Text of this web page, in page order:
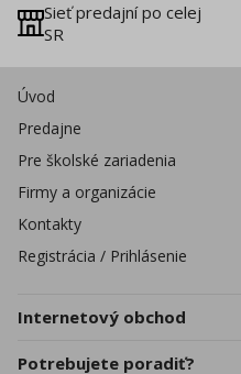
Sieť predajní po celej
SR
Úvod
Predajne
Pre školské zariadenia
Firmy a organizácie
Kontakty
Registrácia / Prihlásenie
Internetový obchod
Potrebujete poradiť?